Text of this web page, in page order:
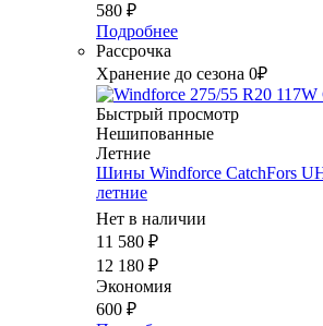
580 ₽
Подробнее
Рассрочка
Хранение до сезона 0₽
Быстрый просмотр
Нешипованные
Летние
Шины Windforce CatchFors
летние
Нет в наличии
11 580 ₽
12 180 ₽
Экономия
600 ₽